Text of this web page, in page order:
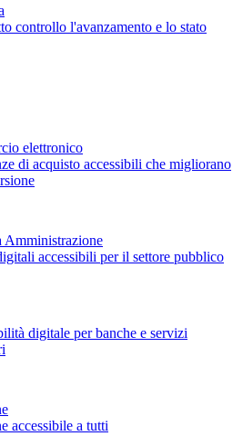
controllo l'avanzamento e lo stato
elettronico
di acquisto accessibili che migliorano
Amministrazione
accessibili per il settore pubblico
digitale per banche e servizi
accessibile a tutti